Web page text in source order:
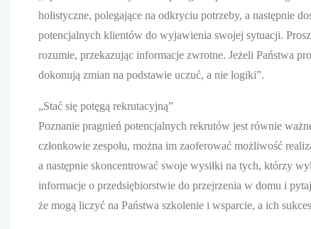
holistyczne, polegające na odkryciu potrzeby, a następnie
potencjalnych klientów do wyjawienia swojej sytuacji.
rozumie, przekazując informacje zwrotne. Jeżeli Państwa
dokonują zmian na podstawie uczuć, a nie logiki”.
„Stać się potęgą rekrutacyjną”
Poznanie pragnień potencjalnych rekrutów jest równie
członkowie zespołu, można im zaoferować możliwość
a następnie skoncentrować swoje wysiłki na tych, którzy
informacje o przedsiębiorstwie do przejrzenia w domu i
że mogą liczyć na Państwa szkolenie i wsparcie, a ich